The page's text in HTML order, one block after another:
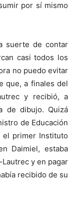
por sí mismo
suerte de contar
casi todos los
no puedo evitar
que, a finales del
y recibió, a
de dibujo. Quizá
de Educación
el primer Instituto
Daimiel, estaba
y en pagar
recibido de su